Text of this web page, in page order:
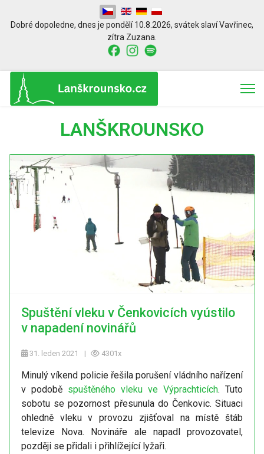
Zvolte jazyk
Dobré dopoledne, dnes je pondělí 10.8.2026, svátek slavíVavřinec,
zítra Zuzana.
LANŠKROUNSKO
Spuštění vleku v Čenkovicích vyústilo
v napadení novinářů
31. leden 2021 4301x
Minulý víkend policie řešila porušení vládního nařízení
v podobě spuštěného vleku ve Výprachticích. Tuto
sobotu se pozornost přesunula do Čenkovic. Situaci
ohledně vleku v provozu zjišťoval na místě štáb
televize Nova. Novináře ale napadl provozovatel,
později se přidali i přihlížející lyžaři.